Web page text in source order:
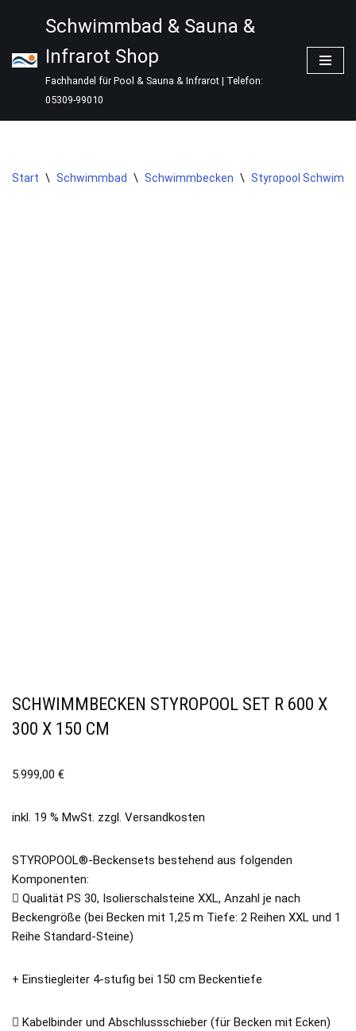
Inhalt
springen
Schwimmbad & Sauna &
Infrarot Shop
Fachhandel für Pool & Sauna & Infrarot | Telefon:
05309-99010
Start \ Schwimmbad \ Schwimmbecken \ Styropool
SCHWIMMBECKEN STYROPOOL SET R 600 X
300 X 150 CM
5.999,00 €
inkl. 19 % MwSt. zzgl. Versandkosten
STYROPOOL®-Beckensets bestehend aus folgenden
Komponenten:
 Qualität PS 30, Isolierschalsteine XXL, Anzahl je nach
Beckengröße (bei Becken mit 1,25 m Tiefe: 2 Reihen XXL und 1
Reihe Standard-Steine)
+ Einstiegleiter 4-stufig bei 150 cm Beckentiefe
 Kabelbinder und Abschlussschieber (für Becken mit Ecken)